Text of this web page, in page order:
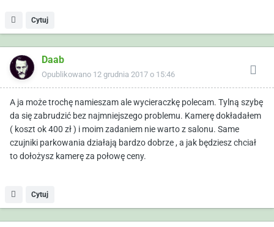
Cytuj
Daab
Opublikowano 12 grudnia 2017 o 15:46
A ja może trochę namieszam ale wycieraczkę polecam. Tylną szybę
da się zabrudzić bez najmniejszego problemu. Kamerę dokładałem
( koszt ok 400 zł ) i moim zadaniem nie warto z salonu. Same
czujniki parkowania działają bardzo dobrze , a jak będziesz chciał
to dołożysz kamerę za połowę ceny.
Cytuj